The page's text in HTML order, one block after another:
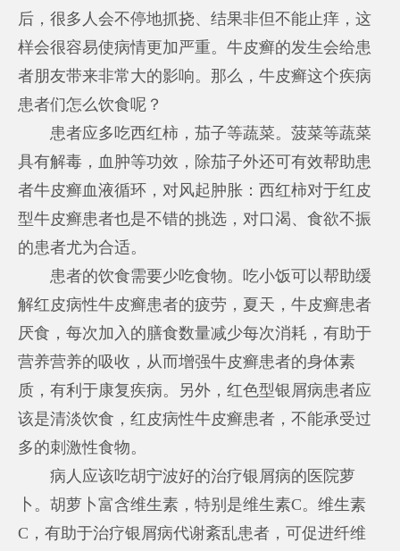
后，很多人会不停地抓挠、结果非但不能止痒，这
样会很容易使病情更加严重。牛皮癣的发生会给患
者朋友带来非常大的影响。那么，牛皮癣这个疾病
患者们怎么饮食呢？
患者应多吃西红柿，茄子等蔬菜。菠菜等蔬菜
具有解毒，血肿等功效，除茄子外还可有效帮助患
者牛皮癣血液循环，对风起肿胀：西红柿对于红皮
型牛皮癣患者也是不错的挑选，对口渴、食欲不振
的患者尤为合适。
患者的饮食需要少吃食物。吃小饭可以帮助缓
解红皮病性牛皮癣患者的疲劳，夏天，牛皮癣患者
厌食，每次加入的膳食数量减少每次消耗，有助于
营养营养的吸收，从而增强牛皮癣患者的身体素
质，有利于康复疾病。另外，红色型银屑病患者应
该是清淡饮食，红皮病性牛皮癣患者，不能承受过
多的刺激性食物。
病人应该吃胡宁波好的治疗银屑病的医院萝
卜。胡萝卜富含维生素，特别是维生素C。维生素
C，有助于治疗银屑病代谢紊乱患者，可促进纤维